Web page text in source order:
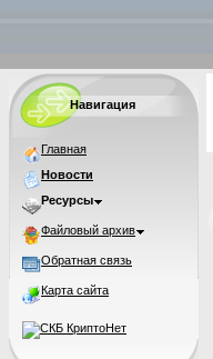
Навигация
Главная
Новости
Ресурсы
Файловый архив
Обратная связь
Карта сайта